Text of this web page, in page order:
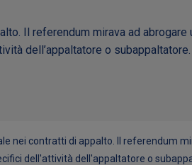
Il referendum mirava ad abrogare
dell’appaltatore o subappaltatore.
nei contratti di appalto. Il referendum
dell'attività dell'appaltatore o